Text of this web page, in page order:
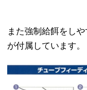
また強制給餌をし
が付属しています。